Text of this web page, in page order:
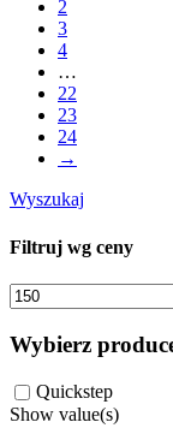
2
3
4
…
22
23
24
→
Wyszukaj
Filtruj wg ceny
Cena
min.
Wybierz
Quickstep
Show value(s)